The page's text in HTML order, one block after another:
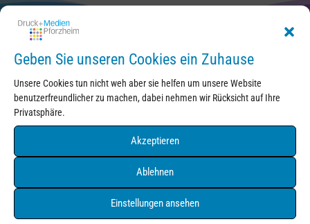
Geben Sie unseren Cookies ein Zuhause
Unsere Cookies tun nicht weh aber sie helfen um unsere Website
benutzerfreundlicher zu machen, dabei nehmen wir Rücksicht auf Ihre
Privatsphäre.
Akzeptieren
Ablehnen
Einstellungen ansehen
Druck+Medien Pforzheim